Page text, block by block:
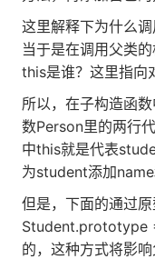
这里解释下为什么
当于是在调用父类
this是谁？这里指向
所以，在子构造函
数Person里的两行
中this就是代表
为student添加name
但是，下面的通过
Student.prototype
的，这种方式将影